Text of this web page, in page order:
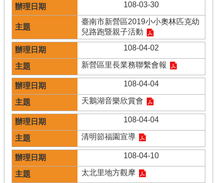
108-03-30
臺南市新營區2019小小奧林匹克幼
兒路跑暨親子活動
108-04-02
新營區里長業務聯繫會報
108-04-04
天鵝湖音樂欣賞會
108-04-04
清明節福園宣導
108-04-10
太北里地方觀摩